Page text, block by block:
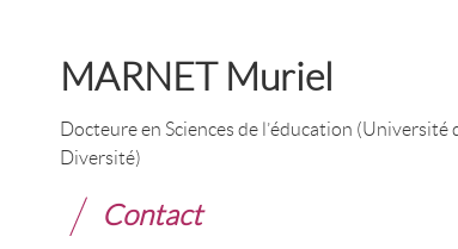
MARNET Muriel
Docteure en Sciences de l’éducation (Université
Diversité)
Contact